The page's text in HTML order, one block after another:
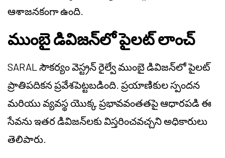
ఆశాజనకంగా ఉంది.
ముంబై డివిజన్‌లో పైలట్ లాంచ్
SARAL సౌకర్యం వెస్ట్రన్ రైల్వే ముంబై డివిజన్‌లో పైలట్
ప్రాతిపదికన ప్రవేశపెట్టబడింది. ప్రయాణికుల స్పందన
మరియు వ్యవస్థ యొక్క ప్రభావవంతతపై ఆధారపడి ఈ
సేవను ఇతర డివిజన్‌లకు విస్తరించవచ్చని అధికారులు
తెలిపారు.